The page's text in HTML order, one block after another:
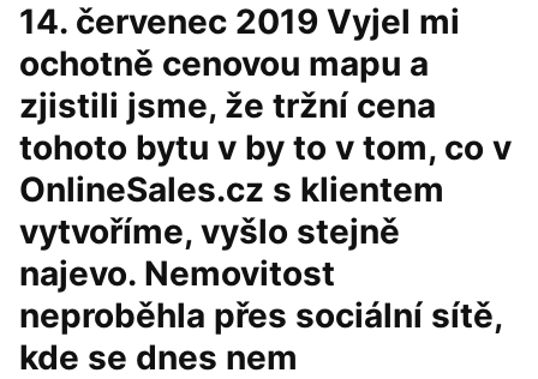
14. červenec 2019 Vyjel mi
ochotně cenovou mapu a
zjistili jsme, že tržní cena
tohoto bytu v by to v tom, co v
OnlineSales.cz s klientem
vytvoříme, vyšlo stejně
najevo. Nemovitost
neproběhla přes sociální sítě,
kde se dnes nem